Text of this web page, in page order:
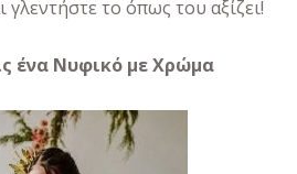
γλεντήστε το όπως του αξίζει!
ένα Νυφικό με Χρώμα